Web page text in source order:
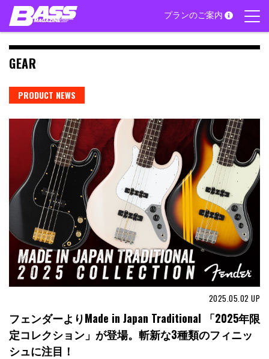
Skip
content
プランのご案内
GEAR
PRODUCT NEWS
2025.05.02 UP
フェンダーよりMade in Japan Traditional 「2025年限
定コレクション」が登場。斬新な3種類のフィニッ
シュに注目！